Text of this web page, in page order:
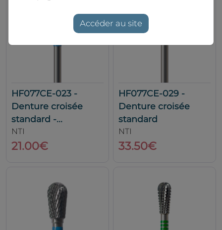
HF077CE-023 -
Denture croisée
standard -...
NTI
21.00€
HF077CE-029 -
Denture croisée
standard
NTI
33.50€
Accéder au site